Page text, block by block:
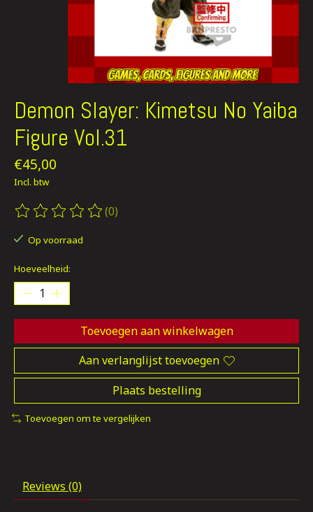
Demon Slayer: Kimetsu No Yaiba
Figure Vol.31
€45,00
Incl. btw
De beoordeling van dit product is
(0)
Op voorraad
Hoeveelheid:
Toevoegen aan winkelwagen
Aan verlanglijst toevoegen
Plaats bestelling
Toevoegen om te vergelijken
Reviews (0)